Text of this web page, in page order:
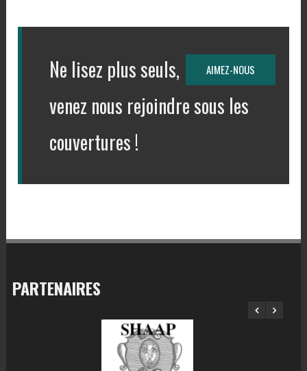
AIMEZ-NOUS
Ne lisez plus seuls,
venez nous rejoindre sous les
couvertures !
PARTENAIRES